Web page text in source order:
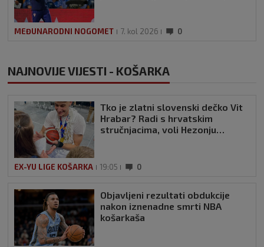
MEĐUNARODNI NOGOMET 7. kol 2026 0
NAJNOVIJE VIJESTI - KOŠARKA
Tko je zlatni slovenski dečko Vit
Hrabar? Radi s hrvatskim
stručnjacima, voli Hezonju…
EX-YU LIGE KOŠARKA 19:05 0
Objavljeni rezultati obdukcije
nakon iznenadne smrti NBA
košarkaša